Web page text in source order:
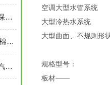
铝箔橡塑保温棉与铝箔玻璃棉保温棉哪个价格高
贴铝箔的裕美斯B1级橡塑保温棉优点技术指标
铝箔橡塑保温棉是怎样阻碍水汽渗入的？
空调大型水管系统
大型冷热水系统
大型曲面、不规则形
规格型号：
板材——